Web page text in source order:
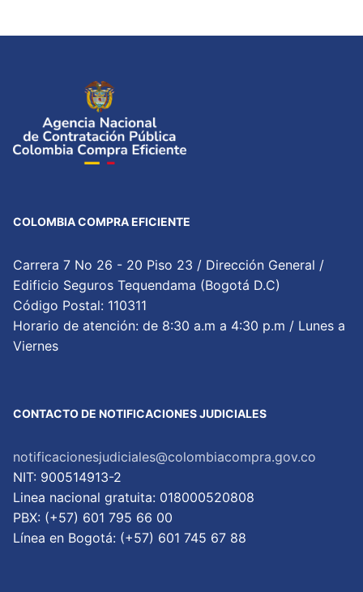
COLOMBIA COMPRA EFICIENTE
Carrera 7 No 26 - 20 Piso 23 / Dirección General /
Edificio Seguros Tequendama (Bogotá D.C)
Código Postal: 110311
Horario de atención: de 8:30 a.m a 4:30 p.m / Lunes a
Viernes
CONTACTO DE NOTIFICACIONES JUDICIALES
notificacionesjudiciales@colombiacompra.gov.co
NIT: 900514913-2
Linea nacional gratuita: 018000520808
PBX: (+57) 601 795 66 00
Lí­nea en Bogotá: (+57) 601 745 67 88